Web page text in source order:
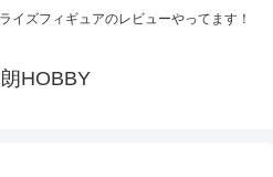
イズフィギュアのレビューやってます！
HOBBY